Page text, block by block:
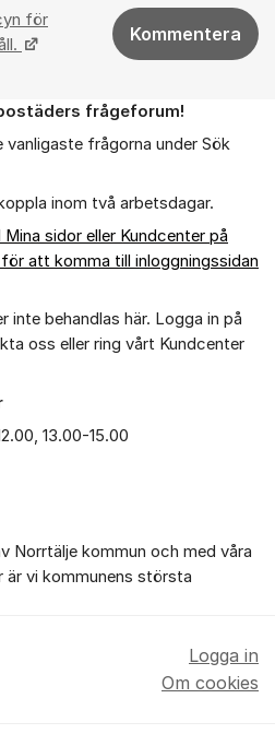
för
Kommentera
frågeforum!
vanligaste frågorna under Sök
inom två arbetsdagar.
sidor eller Kundcenter på
att komma till inloggningssidan
inte behandlas här. Logga in på
oss eller ring vårt Kundcenter
13.00-15.00
Norrtälje kommun och med våra
är vi kommunens största
Logga in
Om cookies